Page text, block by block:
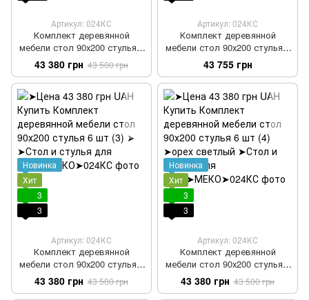
Артикул: 024КС
Комплект деревянной
мебели стол 90х200 стулья 6
43 380 грн 43 500 грн
Артикул: 024КС
Комплект деревянной
мебели стол 90х200 стулья 6
шт var 2
43 755 грн
Новинка
Хит
3
3
Артикул: 024КС
Комплект деревянной
мебели стол 90х200 стулья 6
шт (3)
43 380 грн 43 500 грн
Новинка
Хит
3
3
Артикул: 024КС
Комплект деревянной
мебели стол 90х200 стулья 6
шт (4)
43 380 грн 43 500 грн